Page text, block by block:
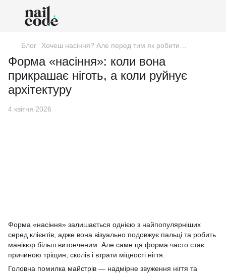
Блог Хочеш насіння? Але перед тим як робити…
Форма «насіння»: коли вона
прикрашає ніготь, а коли руйнує
архітектуру
4 квітня 2026
Форма «насіння» залишається однією з найпопулярніших
серед клієнтів, адже вона візуально подовжує пальці та робить
манікюр більш витонченим. Але саме ця форма часто стає
причиною тріщин, сколів і втрати міцності нігтя.
Головна помилка майстрів — надмірне звуження нігтя та